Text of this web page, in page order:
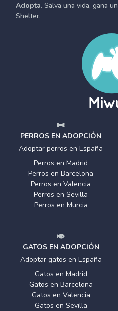
Adopta. Salva una vida, gana
Shelter.
PERROS EN ADOPCIÓN
Adoptar perros en España
Perros en Madrid
Perros en Barcelona
Perros en Valencia
Perros en Sevilla
Perros en Murcia
GATOS EN ADOPCIÓN
Adoptar gatos en España
Gatos en Madrid
Gatos en Barcelona
Gatos en Valencia
Gatos en Sevilla